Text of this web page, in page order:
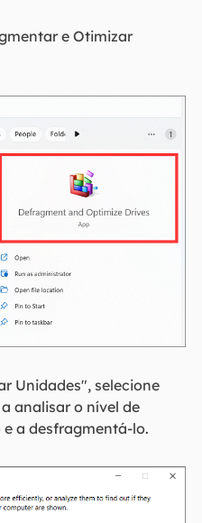
e Otimizar
Unidades", selecione
analisar o nível de
a desfragmentá-lo.